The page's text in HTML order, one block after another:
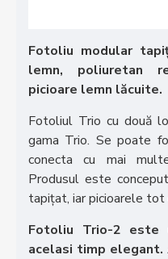
Fotoliu modular
lemn, poliuretan
picioare lemn lăcuite.
Fotoliul Trio cu două
gama Trio. Se poate
conecta cu mai
Produsul este
tapițat, iar picioarele
Fotoliu Trio-2
acelasi timp elegant.